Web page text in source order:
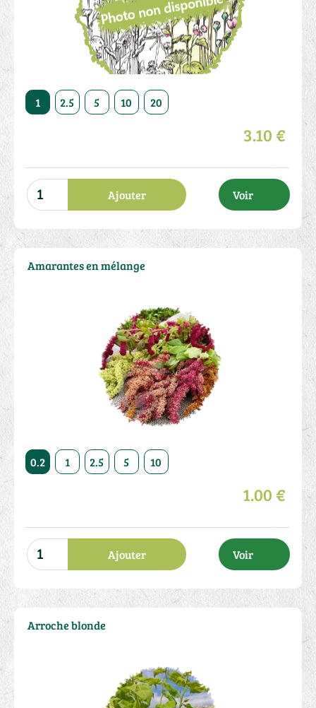
1 2.5 5 10 20
3.10 €
Ajouter Voir
0.2 1 2.5 5 10
1.00 €
Ajouter Voir
Amarantes en mélange
Arroche blonde